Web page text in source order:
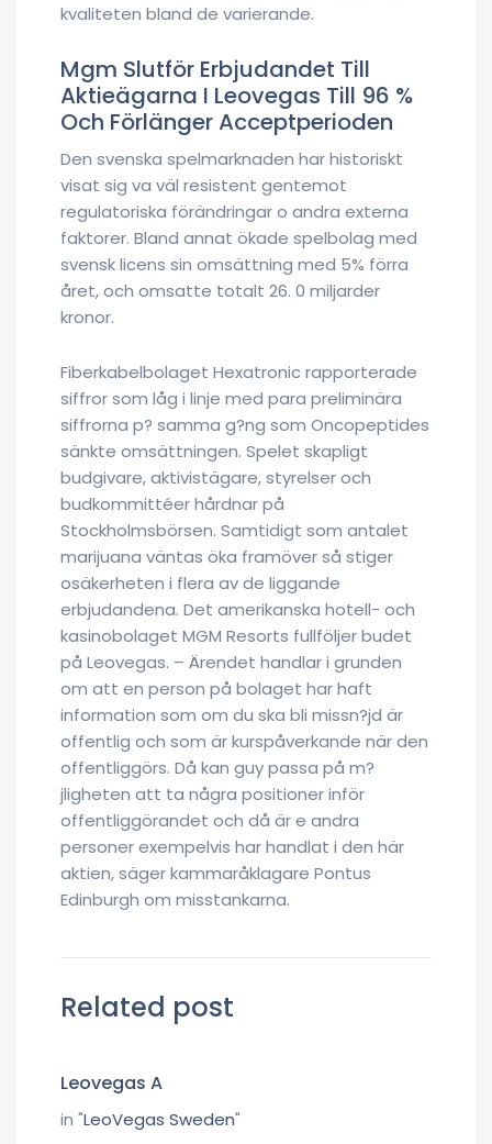
kvaliteten bland de varierande.
Mgm Slutför Erbjudandet Till
Aktieägarna I Leovegas Till 96 %
Och Förlänger Acceptperioden
Den svenska spelmarknaden har historiskt
visat sig va väl resistent gentemot
regulatoriska förändringar o andra externa
faktorer. Bland annat ökade spelbolag med
svensk licens sin omsättning med 5% förra
året, och omsatte totalt 26. 0 miljarder
kronor.
Fiberkabelbolaget Hexatronic rapporterade
siffror som låg i linje med para preliminära
siffrorna p? samma g?ng som Oncopeptides
sänkte omsättningen. Spelet skapligt
budgivare, aktivistägare, styrelser och
budkommittéer hårdnar på
Stockholmsbörsen. Samtidigt som antalet
marijuana väntas öka framöver så stiger
osäkerheten i flera av de liggande
erbjudandena. Det amerikanska hotell- och
kasinobolaget MGM Resorts fullföljer budet
på Leovegas. – Ärendet handlar i grunden
om att en person på bolaget har haft
information som om du ska bli missn?jd är
offentlig och som är kurspåverkande när den
offentliggörs. Då kan guy passa på m?
jligheten att ta några positioner inför
offentliggörandet och då är e andra
personer exempelvis har handlat i den här
aktien, säger kammaråklagare Pontus
Edinburgh om misstankarna.
Related post
Leovegas A
in "LeoVegas Sweden"